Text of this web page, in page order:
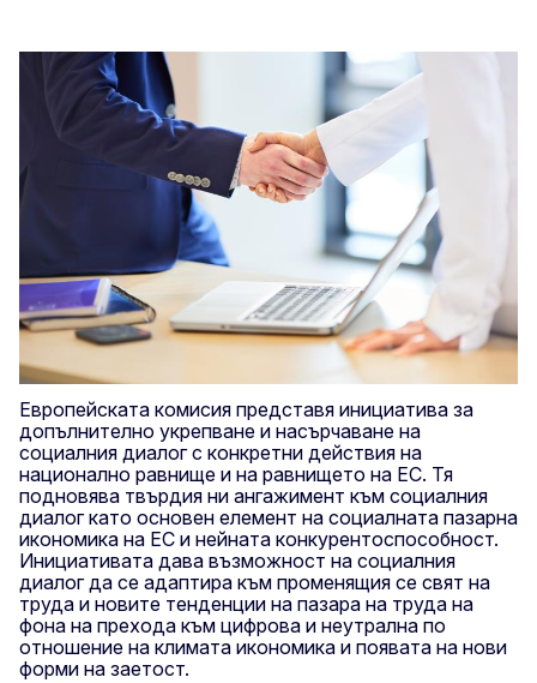
Европейската комисия представя инициатива за
допълнително укрепване и насърчаване на
социалния диалог с конкретни действия на
национално равнище и на равнището на ЕС. Тя
подновява твърдия ни ангажимент към социалния
диалог като основен елемент на социалната пазарна
икономика на ЕС и нейната конкурентоспособност.
Инициативата дава възможност на социалния
диалог да се адаптира към променящия се свят на
труда и новите тенденции на пазара на труда на
фона на прехода към цифрова и неутрална по
отношение на климата икономика и появата на нови
форми на заетост.